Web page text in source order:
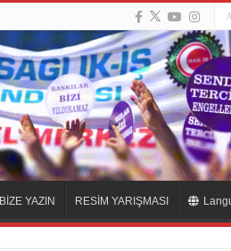
BİZE YAZIN RESİM YARIŞMASI